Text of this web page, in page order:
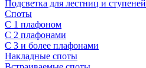
Подсветка для лестниц и ступеней
Споты
С 1 плафоном
С 2 плафонами
С 3 и более плафонами
Накладные споты